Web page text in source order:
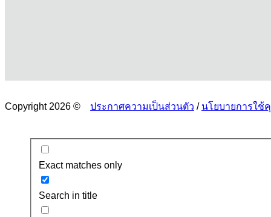
Copyright 2026 © ประกาศความเป็นส่วนตัว / นโยบายการใช้
Exact matches only
Search in title